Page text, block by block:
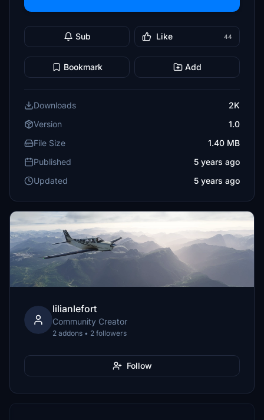
Sub Like 44
Bookmark Add
Downloads
2K
Version
1.0
File Size
1.40 MB
Published
5 years ago
Updated
5 years ago
lilianlefort
Community Creator
2 addons • 2 followers
Follow